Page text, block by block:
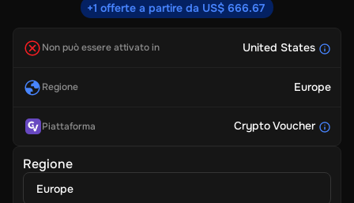
+1 offerte a partire da US$ 666.67
Non può essere attivato in United States
Regione Europe
Piattaforma Crypto Voucher
Regione
Europe